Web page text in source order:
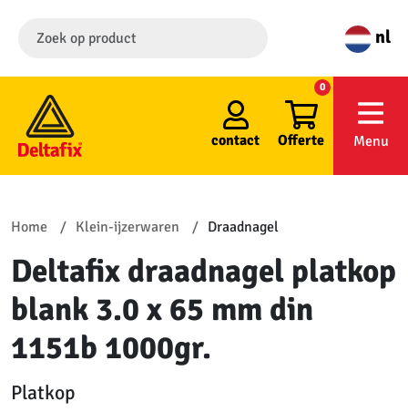
nl
contact Offerte
0
Menu
Home Klein-ijzerwaren Draadnagel
Deltafix draadnagel platkop
blank 3.0 x 65 mm din
1151b 1000gr.
Platkop